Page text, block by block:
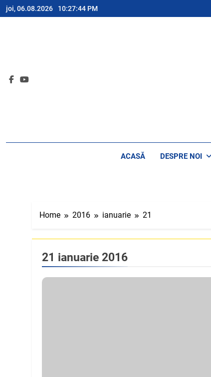
Skip
to
joi, 06.08.2026 10:27:44 PM
ACASĂ DESPRE NOI
Home 2016 ianuarie 21
21 ianuarie 2016